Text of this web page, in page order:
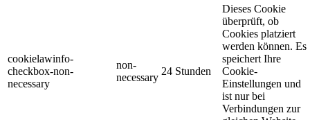
cookielawinfo-
checkbox-non-
necessary
non-
necessary
24 Stunden
Dieses Cookie
überprüft, ob
Cookies platziert
werden können. Es
speichert Ihre
Cookie-
Einstellungen und
ist nur bei
Verbindungen zur